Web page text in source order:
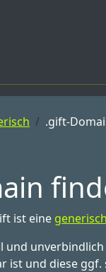
.gift-
ist eine
und
ist und diese